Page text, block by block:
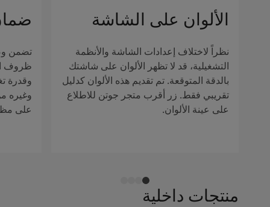
الألوان على الشاشة
نظراً لاختلاف إعدادات الشاشة والأنظمة
التشغيلية، قد لا تظهر الألوان على شاشتك
بالدقة المتوقعة. تم تقديم هذه الألوان كدليل
تقريبي فقط. زر أقرب متجر جوتن للاطلاع
على عينة الألوان.
تضمن
ظروف
وقدرة
وغيره
على
منتجات داخلية